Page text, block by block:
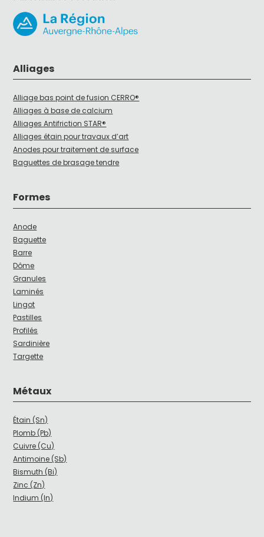
Alliages
Alliage bas point de fusion CERRO®
Alliages à base de calcium
Alliages Antifriction STAR®
Alliages étain pour travaux d’art
Anodes pour traitement de surface
Baguettes de brasage tendre
Formes
Anode
Baguette
Barre
Dôme
Granules
Laminés
Lingot
Pastilles
Profilés
Sardinière
Targette
Métaux
Étain (Sn)
Plomb (Pb)
Cuivre (Cu)
Antimoine (Sb)
Bismuth (Bi)
Zinc (Zn)
Indium (In)